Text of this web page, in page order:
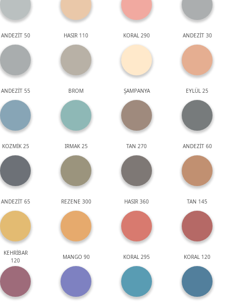
ANDEZİT 50 HASIR 110 KORAL 290 ANDEZİT 30
ANDEZİT 55 BROM ŞAMPANYA EYLÜL 25
KOZMİK 25 IRMAK 25 TAN 270 ANDEZİT 60
ANDEZİT 65 REZENE 300 HASIR 360 TAN 145
KEHRİBAR
120
MANGO 90 KORAL 295 KORAL 120